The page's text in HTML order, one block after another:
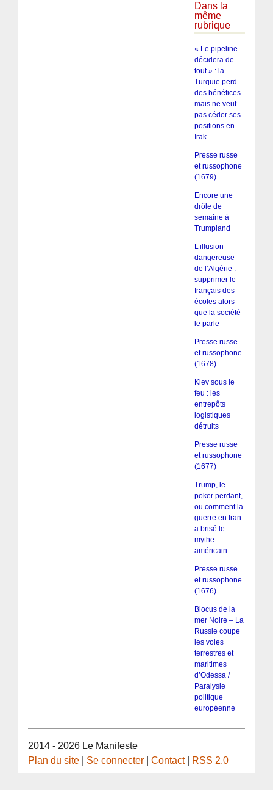
Dans la
même
rubrique
« Le pipeline
décidera de
tout » : la
Turquie perd
des bénéfices
mais ne veut
pas céder ses
positions en
Irak
Presse russe
et russophone
(1679)
Encore une
drôle de
semaine à
Trumpland
L’illusion
dangereuse
de l’Algérie :
supprimer le
français des
écoles alors
que la société
le parle
Presse russe
et russophone
(1678)
Kiev sous le
feu : les
entrepôts
logistiques
détruits
Presse russe
et russophone
(1677)
Trump, le
poker perdant,
ou comment la
guerre en Iran
a brisé le
mythe
américain
Presse russe
et russophone
(1676)
Blocus de la
mer Noire – La
Russie coupe
les voies
terrestres et
maritimes
d’Odessa /
Paralysie
politique
européenne
2014 - 2026 Le Manifeste
Plan du site
Se connecter |Contact| RSS 2.0